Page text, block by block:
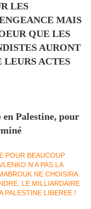
LES
MAIS
QUE LES
AURONT
LEURS ACTES
Palestine, pour